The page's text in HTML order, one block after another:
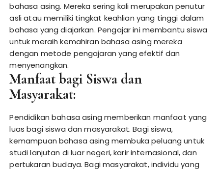
bahasa asing. Mereka sering kali merupakan penutur
asli atau memiliki tingkat keahlian yang tinggi dalam
bahasa yang diajarkan. Pengajar ini membantu siswa
untuk meraih kemahiran bahasa asing mereka
dengan metode pengajaran yang efektif dan
menyenangkan.
Manfaat bagi Siswa dan
Masyarakat:
Pendidikan bahasa asing memberikan manfaat yang
luas bagi siswa dan masyarakat. Bagi siswa,
kemampuan bahasa asing membuka peluang untuk
studi lanjutan di luar negeri, karir internasional, dan
pertukaran budaya. Bagi masyarakat, individu yang